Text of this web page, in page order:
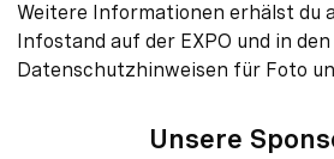
Weitere Informationen erhälst du
Infostand auf der EXPO und in den
Datenschutzhinweisen für Foto
Unsere